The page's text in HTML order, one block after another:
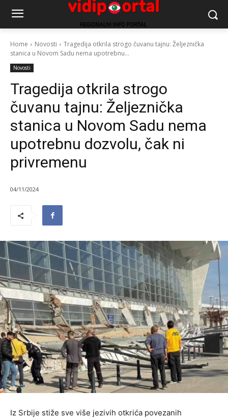
Home Novosti
Tragedija otkrila strogo čuvanu tajnu: Željeznička
stanica u Novom Sadu nema upotrebnu...
Novosti
Tragedija otkrila strogo
čuvanu tajnu: Željeznička
stanica u Novom Sadu nema
upotrebnu dozvolu, čak ni
privremenu
04/11/2024
Iz Srbije stiže sve više jezivih otkrića povezanih